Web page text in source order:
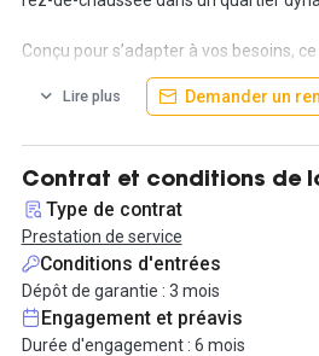
Conçu pour s’adapter à vos besoins,
jusqu’à 4 postes de travail dans un
propice à la productivité.
Installez-vous sans contrainte : tout
mobilier, connexion internet,
Vous profitez également d’un accès
pensés pour le confort de votre équipe.
Côté accessibilité, vous êtes à
(station Porte de Saint-Cloud) et
lignes de bus (289, 126, 189, 42…).
Lire plus Demander un
Contrat et conditions de
Type de contrat
Prestation de service
Conditions d'entrées
Dépôt de garantie : 3 mois
Engagement et préavis
Durée d'engagement : 6 mois